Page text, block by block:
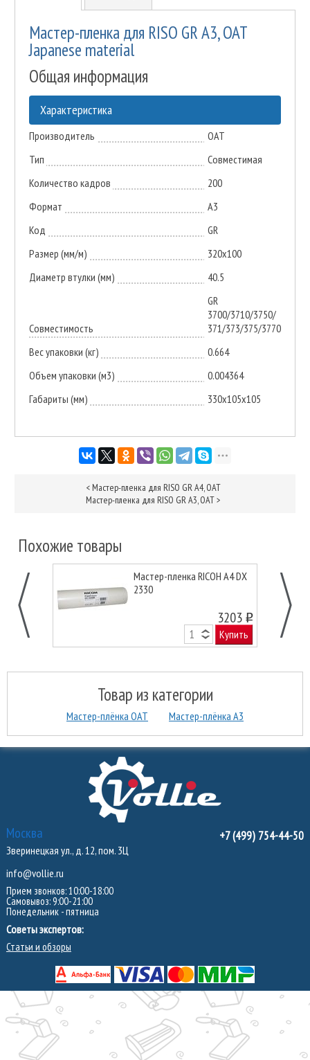
Мастер-пленка для RISO GR А3, OAT
Japanese material
Общая информация
Характеристика
Производитель
ОАТ
Тип
Совместимая
Количество кадров
200
Формат
A3
Код
GR
Размер (мм/м)
320x100
Диаметр втулки (мм)
40.5
Совместимость
GR
3700/3710/3750/
371/373/375/3770
Вес упаковки (кг)
0.664
Объем упаковки (м3)
0.004364
Габариты (мм)
330х105х105
< Мастер-пленка для RISO GR A4, OAT
Мастер-пленка для RISO GR А3, OAT>
Похожие товары
Мастер-пленка RICOH А4 DX
2330
3203 o
Купить
Товар из категории
Мастер-плёнка ОАТ Мастер-плёнка А3
Москва
Зверинецкая ул., д. 12, пом. 3Ц
info@vollie.ru
Прием звонков: 10:00-18:00
Самовывоз: 9:00-21:00
Понедельник - пятница
Советы экспертов:
Статьи и обзоры
+7 (499) 754-44-50